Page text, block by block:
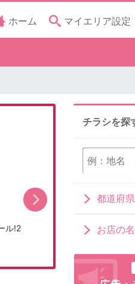
ホーム マイエリア設定
ル!2 店舗改装のため
チラシを探
都道府
お店の